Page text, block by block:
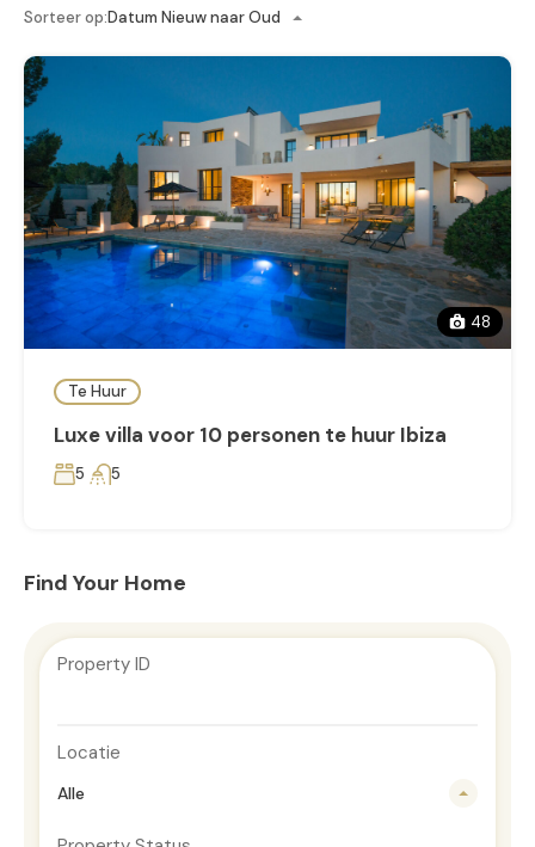
Sorteer op:Datum Nieuw naar Oud
48
Te Huur
Luxe villa voor 10 personen te huur Ibiza
5 5
Find Your Home
Property ID
Locatie
Alle